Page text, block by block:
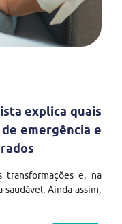
explica quais
emergência e
e, na
Ainda assim,